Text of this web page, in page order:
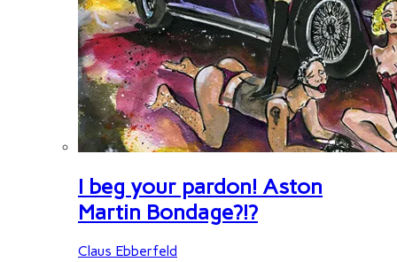
I beg your pardon! Aston
Martin Bondage?!?
Claus Ebberfeld